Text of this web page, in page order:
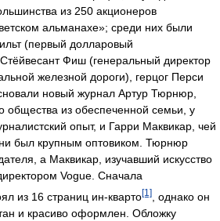
из 250 акционеров
альманахе»; среди них были
(первый долларовый
Фиш (генеральный директор
железной дороги), герцог Перси
новый журнал Артур Тюрнюр,
общества из обеспеченной семьи, у
опыт, и Гарри Маквикар, чей
был крупным оптовиком. Тюрнюр
а Маквикар, изучавший искусство
Vogue. Сначала
из 16 страниц ин-кварто[1]
, однако он
и красиво оформлен. Обложку